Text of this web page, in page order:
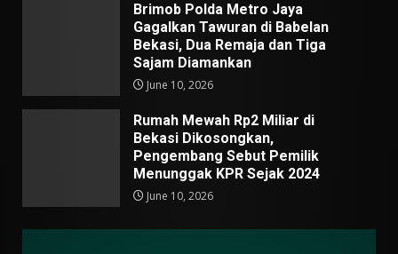
Brimob Polda Metro Jaya
Gagalkan Tawuran di Babelan
Bekasi, Dua Remaja dan Tiga
Sajam Diamankan
June 10, 2026
Rumah Mewah Rp2 Miliar di
Bekasi Dikosongkan,
Pengembang Sebut Pemilik
Menunggak KPR Sejak 2024
June 10, 2026